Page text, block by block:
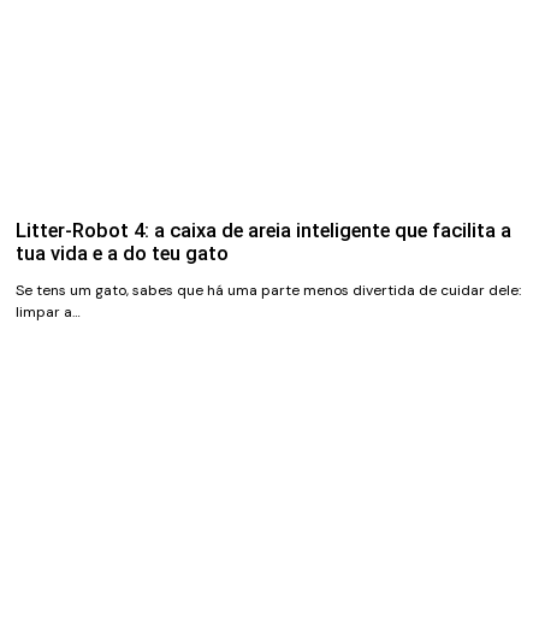
Litter-Robot 4: a caixa de areia inteligente que facilita a
tua vida e a do teu gato
Se tens um gato, sabes que há uma parte menos divertida de cuidar dele:
limpar a…